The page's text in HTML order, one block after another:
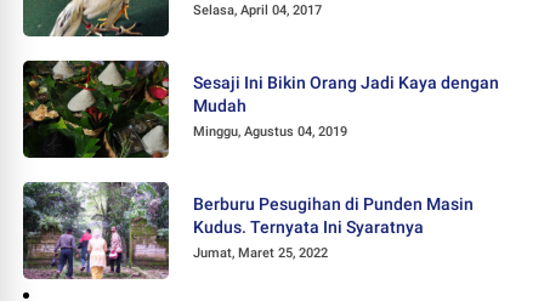
Selasa, April 04, 2017
Sesaji Ini Bikin Orang Jadi Kaya dengan
Mudah
Minggu, Agustus 04, 2019
Berburu Pesugihan di Punden Masin
Kudus. Ternyata Ini Syaratnya
Jumat, Maret 25, 2022